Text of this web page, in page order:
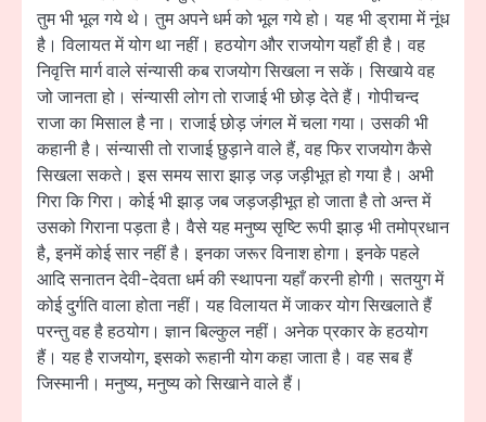
तुम भी भूल गये थे। तुम अपने धर्म को भूल गये हो। यह भी ड्रामा में नूंध
है। विलायत में योग था नहीं। हठयोग और राजयोग यहाँ ही है। वह
निवृत्ति मार्ग वाले संन्यासी कब राजयोग सिखला न सकें। सिखाये वह
जो जानता हो। संन्यासी लोग तो राजाई भी छोड़ देते हैं। गोपीचन्द
राजा का मिसाल है ना। राजाई छोड़ जंगल में चला गया। उसकी भी
कहानी है। संन्यासी तो राजाई छुड़ाने वाले हैं, वह फिर राजयोग कैसे
सिखला सकते। इस समय सारा झाड़ जड़ जड़ीभूत हो गया है। अभी
गिरा कि गिरा। कोई भी झाड़ जब जड़जड़ीभूत हो जाता है तो अन्त में
उसको गिराना पड़ता है। वैसे यह मनुष्य सृष्टि रूपी झाड़ भी तमोप्रधान
है, इनमें कोई सार नहीं है। इनका जरूर विनाश होगा। इनके पहले
आदि सनातन देवी-देवता धर्म की स्थापना यहाँ करनी होगी। सतयुग में
कोई दुर्गति वाला होता नहीं। यह विलायत में जाकर योग सिखलाते हैं
परन्तु वह है हठयोग। ज्ञान बिल्कुल नहीं। अनेक प्रकार के हठयोग
हैं। यह है राजयोग, इसको रूहानी योग कहा जाता है। वह सब हैं
जिस्मानी। मनुष्य, मनुष्य को सिखाने वाले हैं।